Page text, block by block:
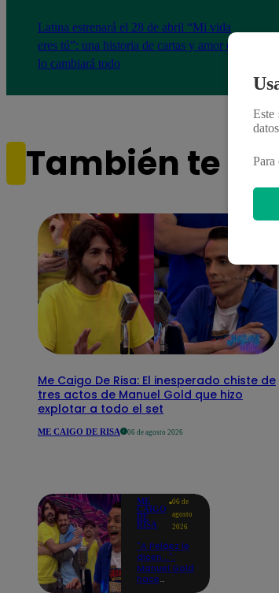
Latina estrenará el 28 de abril “Mi vida
eres tú”: una historia de cartas y amor que
lo cambiará todo
También te
Me Caigo De Risa: El inesperado chiste de
tres actos de Manuel Gold que hizo
explotar a todo el set
ME CAIGO DE RISA 06 de agosto 2026
ME
CAIGO
DE
RISA
06 de
agosto
2026
"A Peláez le
dicen...":
Manuel Gold
hace
Este
Para